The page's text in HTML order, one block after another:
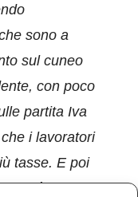
sono a
sul cuneo
con poco
partita Iva
i lavoratori
tasse. E poi
è punitivo